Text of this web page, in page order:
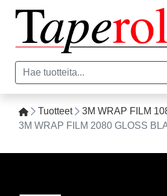
Tuotteet
3M WRAP FILM
3M WRAP FILM 2080 GLOSS